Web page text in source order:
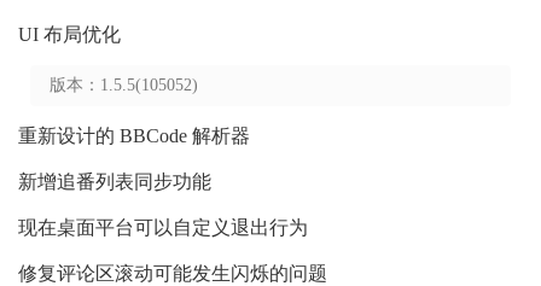
UI 布局优化
版本：1.5.5(105052)
重新设计的 BBCode 解析器
新增追番列表同步功能
现在桌面平台可以自定义退出行为
修复评论区滚动可能发生闪烁的问题